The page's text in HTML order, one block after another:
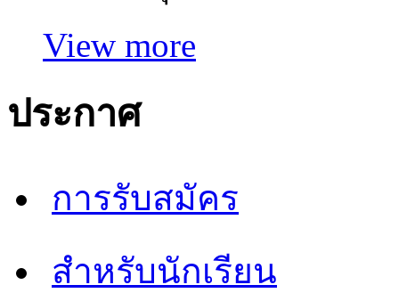
View more
ประกาศ
การรับสมัคร
สำหรับนักเรียน